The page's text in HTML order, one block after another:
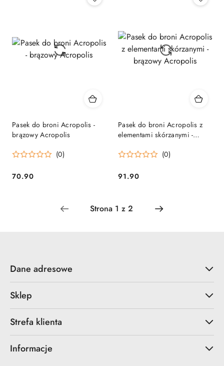
Pasek do broni Acropolis -
brązowy Acropolis
(0)
Cena:
70.90
Pasek do broni Acropolis z
elementami skórzanymi -
(0)
Cena:
91.90
Dane adresowe
Sklep
Strefa klienta
Informacje